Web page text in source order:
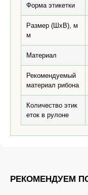
Форма этикетки
Размер (ШхВ), м
м
Материал
Рекомендуемый
материал рибона
Количество этик
еток в рулоне
РЕКОМЕНДУЕМ